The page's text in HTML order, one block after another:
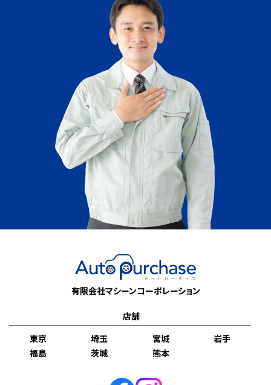
有限会社マシーンコーポレーション
店舗
東京
埼玉 宮城
岩手
福島
茨城 熊本